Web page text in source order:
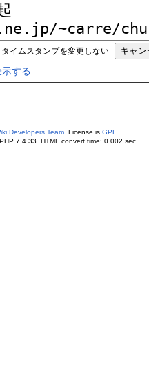
タイムスタンプを変更しない
する
Developers Team. License is GPL
7.4.33. HTML convert time: 0.002 sec.